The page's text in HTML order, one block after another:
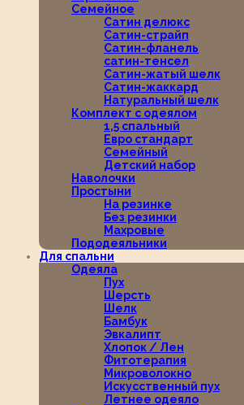
Семейное
Сатин делюкс
Сатин-страйп
Сатин-фланель
сатин-тенсел
Сатин-жатый шелк
Сатин-жаккард
Натуральный шелк
Комплект с одеялом
1,5 спальный
Евро стандарт
Семейный
Детский набор
Наволочки
Простыни
На резинке
Без резинки
Махровые
Пододеяльники
Для спальни
Одеяла
Пух
Шерсть
Шелк
Бамбук
Эвкалипт
Хлопок / Лен
Фитотерапия
Микроволокно
Искусственный пух
Летнее одеяло